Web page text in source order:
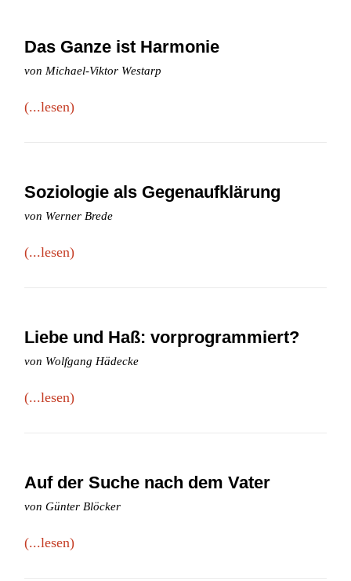
Das Ganze ist Harmonie
von Michael-Viktor Westarp
(...lesen)
Soziologie als Gegenaufklärung
von Werner Brede
(...lesen)
Liebe und Haß: vorprogrammiert?
von Wolfgang Hädecke
(...lesen)
Auf der Suche nach dem Vater
von Günter Blöcker
(...lesen)